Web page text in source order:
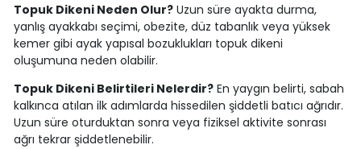
Topuk Dikeni Neden Olur?Uzun süre ayakta durma,
yanlış ayakkabı seçimi, obezite, düz tabanlık veya yüksek
kemer gibi ayak yapısal bozuklukları topuk dikeni
oluşumuna neden olabilir.
Topuk Dikeni Belirtileri Nelerdir?En yaygın belirti, sabah
kalkınca atılan ilk adımlarda hissedilen şiddetli batıcı ağrıdır.
Uzun süre oturduktan sonra veya fiziksel aktivite sonrası
ağrı tekrar şiddetlenebilir.